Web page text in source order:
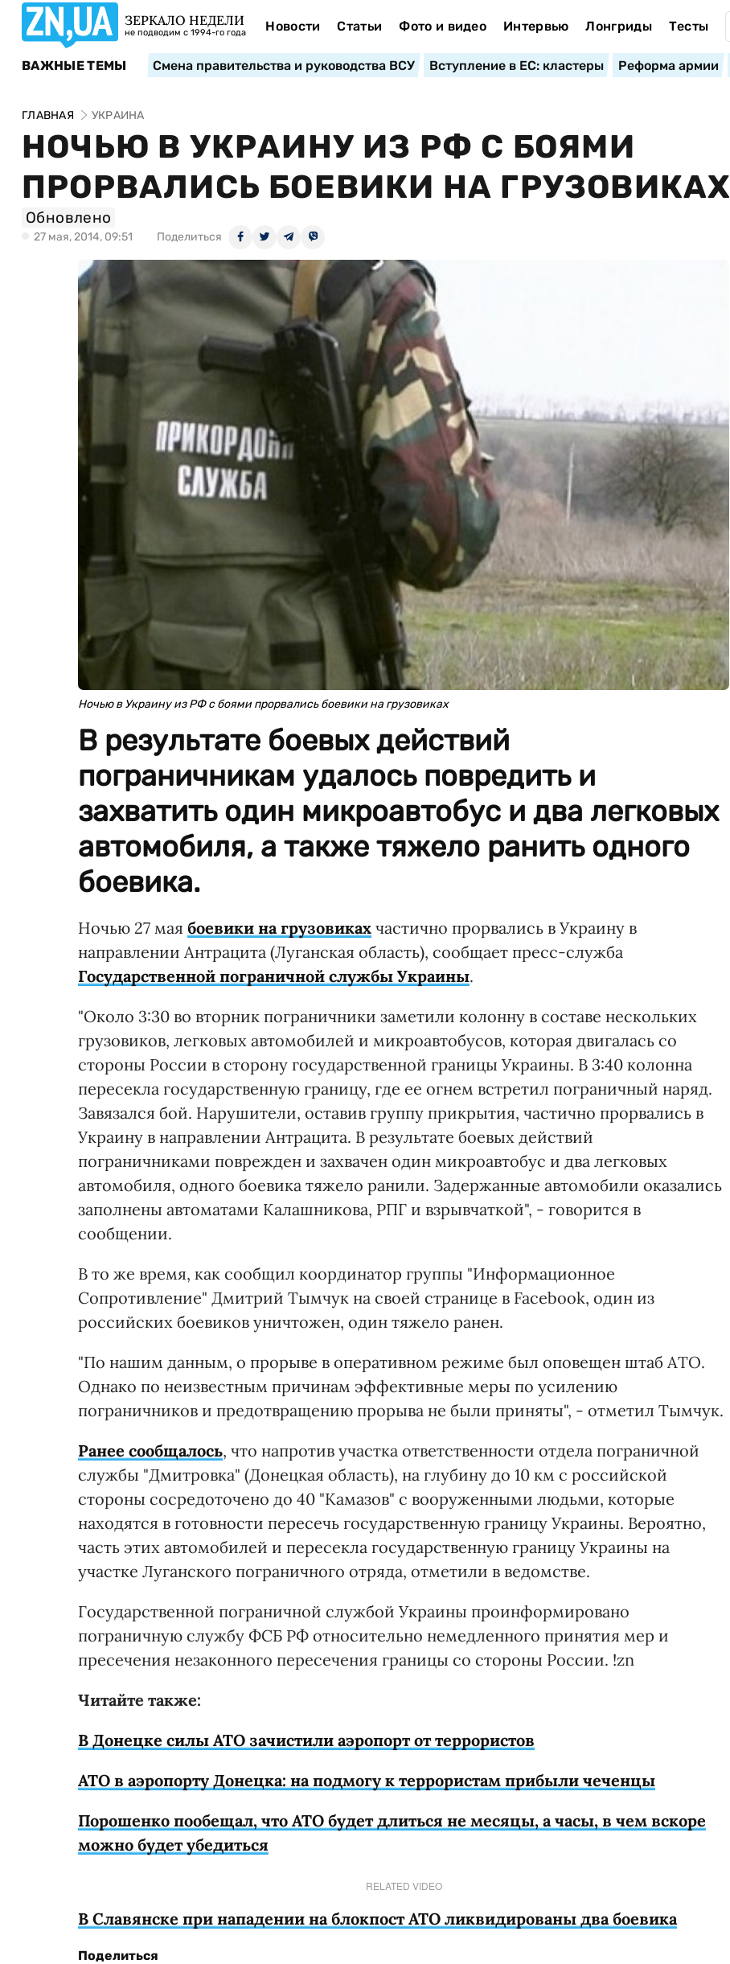
ЗЕРКАЛО НЕДЕЛИ
не подводим с 1994-го года Новости Статьи Фото и видео Интервью Лонгриды Тесты
ВАЖНЫЕ ТЕМЫ Смена правительства и руководства ВСУ Вступление в ЕС: кластеры Реформа армии
ГЛАВНАЯ УКРАИНА
НОЧЬЮ В УКРАИНУ ИЗ РФ С БОЯМИ
ПРОРВАЛИСЬ БОЕВИКИ НА ГРУЗОВИКАХ
Обновлено
27 мая, 2014, 09:51 Поделиться
Ночью в Украину из РФ с боями прорвались боевики на грузовиках
В результате боевых действий
пограничникам удалось повредить и
захватить один микроавтобус и два легковых
автомобиля, а также тяжело ранить одного
боевика.
Ночью 27 мая боевики на грузовиках частично прорвались в Украину в
направлении Антрацита (Луганская область), сообщает пресс-служба
Государственной пограничной службы Украины.
"Около 3:30 во вторник пограничники заметили колонну в составе нескольких
грузовиков, легковых автомобилей и микроавтобусов, которая двигалась со
стороны России в сторону государственной границы Украины. В 3:40 колонна
пересекла государственную границу, где ее огнем встретил пограничный наряд.
Завязался бой. Нарушители, оставив группу прикрытия, частично прорвались в
Украину в направлении Антрацита. В результате боевых действий
пограничниками поврежден и захвачен один микроавтобус и два легковых
автомобиля, одного боевика тяжело ранили. Задержанные автомобили оказались
заполнены автоматами Калашникова, РПГ и взрывчаткой", - говорится в
сообщении.
В то же время, как сообщил координатор группы "Информационное
Сопротивление" Дмитрий Тымчук на своей странице в Facebook, один из
российских боевиков уничтожен, один тяжело ранен.
"По нашим данным, о прорыве в оперативном режиме был оповещен штаб АТО.
Однако по неизвестным причинам эффективные меры по усилению
пограничников и предотвращению прорыва не были приняты", - отметил Тымчук.
Ранее сообщалось, что напротив участка ответственности отдела пограничной
службы "Дмитровка" (Донецкая область), на глубину до 10 км с российской
стороны сосредоточено до 40 "Камазов" с вооруженными людьми, которые
находятся в готовности пересечь государственную границу Украины. Вероятно,
часть этих автомобилей и пересекла государственную границу Украины на
участке Луганского пограничного отряда, отметили в ведомстве.
Государственной пограничной службой Украины проинформировано
пограничную службу ФСБ РФ относительно немедленного принятия мер и
пресечения незаконного пересечения границы со стороны России. !zn
Читайте также:
В Донецке силы АТО зачистили аэропорт от террористов
АТО в аэропорту Донецка: на подмогу к террористам прибыли чеченцы
Порошенко пообещал, что АТО будет длиться не месяцы, а часы, в чем вскоре
можно будет убедиться
RELATED VIDEO
В Славянске при нападении на блокпост АТО ликвидированы два боевика
Поделиться